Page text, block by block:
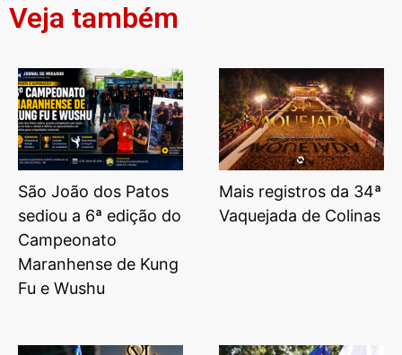
Veja também
São João dos Patos
sediou a 6ª edição do
Campeonato
Maranhense de Kung
Fu e Wushu
Mais registros da 34ª
Vaquejada de Colinas